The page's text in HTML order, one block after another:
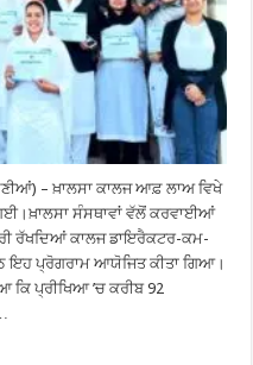
– ਖ਼ਾਲਸਾ ਕਾਲਜ ਆਫ਼ ਲਾਅ ਵਿਖੇ
ਸੰਸਥਾਵਾਂ ਵੱਲੋਂ ਕਰਵਾਈਆਂ
ਰੱਖਦਿਆਂ ਕਾਲਜ ਡਾਇਰੈਕਟਰ-ਕਮ-
ਇਹ ਪ੍ਰੋਗਰਾਮ ਆਯੋਜਿਤ ਕੀਤਾ ਗਿਆ।
ਕਿ ਪ੍ਰੀਖਿਆ ’ਚ ਕਰੀਬ 92